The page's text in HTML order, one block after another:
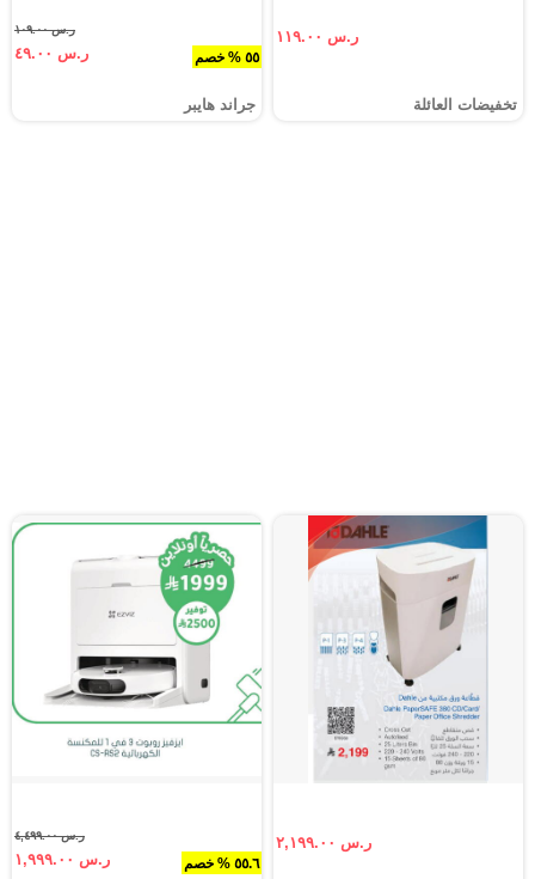
ر.س ١١٩.٠٠
تخفيضات العائلة
٥٥ % خصم
ر.س ١٠٩.٠٠
ر.س ٤٩.٠٠
جراند هايبر
ر.س ٢,١٩٩.٠٠
٥٥.٦ % خصم
ر.س ٤,٤٩٩.٠٠
ر.س ١,٩٩٩.٠٠